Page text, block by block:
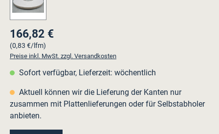
Regulärer Preis:
166,82 €
(0,83 €/lfm)
Preise inkl. MwSt. zzgl. Versandkosten
Sofort verfügbar, Lieferzeit: wöchentlich
Aktuell können wir die Lieferung der Kanten nur
zusammen mit Plattenlieferungen oder für Selbstabholer
anbieten.